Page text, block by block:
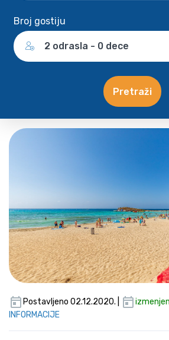
Broj gostiju
2 odrasla - 0 dece
Pretraži
Postavljeno 02.12.2020. |
INFORMACIJE